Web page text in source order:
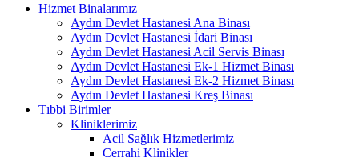
Hizmet Binalarımız
Aydın Devlet Hastanesi Ana Binası
Aydın Devlet Hastanesi İdari Binası
Aydın Devlet Hastanesi Acil Servis Binası
Aydın Devlet Hastanesi Ek-1 Hizmet Binası
Aydın Devlet Hastanesi Ek-2 Hizmet Binası
Aydın Devlet Hastanesi Kreş Binası
Tıbbi Birimler
Kliniklerimiz
Acil Sağlık Hizmetlerimiz
Cerrahi Klinikler